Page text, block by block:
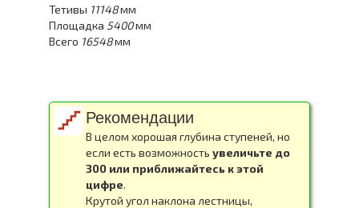
Тетивы 11148мм
Площадка 5400мм
Всего 16548мм
Рекомендации
В целом хорошая глубина ступеней, но
если есть возможностьувеличьте до
300 или приближайтесь к этой
цифре.
Крутой угол наклона лестницы,